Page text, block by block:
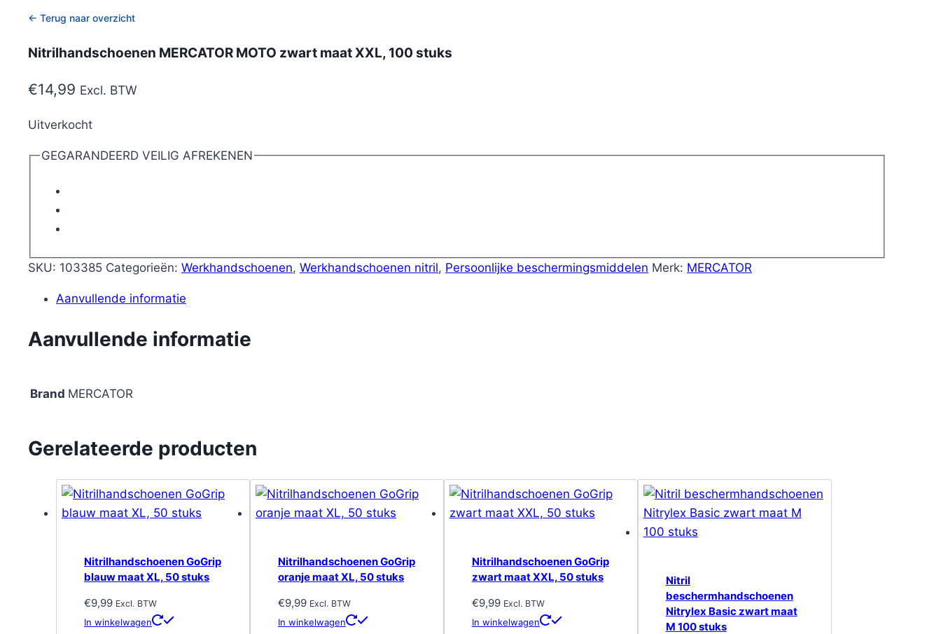
← Terug naar overzicht
Nitrilhandschoenen MERCATOR MOTO zwart maat XXL, 100 stuks
€14,99 Excl. BTW
Uitverkocht
GEGARANDEERD VEILIG AFREKENEN
SKU: 103385 Categorieën: Werkhandschoenen, Werkhandschoenen nitril, Persoonlijke beschermingsmiddelen Merk: MERCATOR
Aanvullende informatie
Aanvullende informatie
Brand MERCATOR
Gerelateerde producten
Nitrilhandschoenen GoGrip
blauw maat XL, 50 stuks
€9,99 Excl. BTW
In winkelwagen
Nitrilhandschoenen GoGrip
oranje maat XL, 50 stuks
€9,99 Excl. BTW
In winkelwagen
Nitrilhandschoenen GoGrip
zwart maat XXL, 50 stuks
€9,99 Excl. BTW
In winkelwagen
Nitril
beschermhandschoenen
Nitrylex Basic zwart maat
M 100 stuks